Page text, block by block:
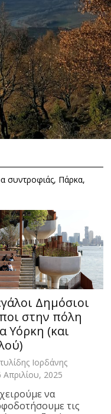
συντροφιάς, Πάρκα,
Δημόσιοι
στην πόλη
Υόρκη (και
Ιορδάνης
Απριλίου, 2025
να
τις